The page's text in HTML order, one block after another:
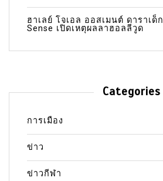
ฮาเลย์ โจเอล ออสเมนต์ ดาราเด็
Sense เปิดเหตุผลลาฮอลลีวูด
Categories
การเมือง
ข่าว
ข่าวกีฬา